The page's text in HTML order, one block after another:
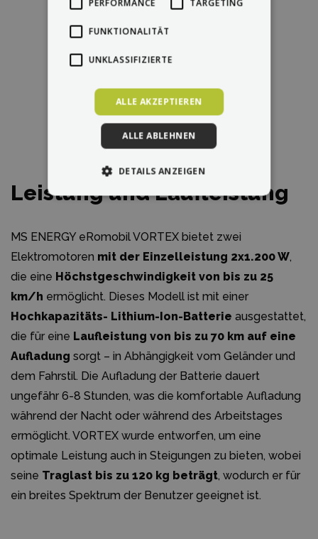
Leistung und Laufleistung
MS ENERGY eRomobil VORTEX bietet zwei
Elektromotoren mit der Einzelleistung 2x1.200 W,
die eine Höchstgeschwindigkeit von bis zu 25
km/h ermöglicht. Dieses Modell ist mit einer
Hochkapazitäts- Lithium-Ion-Batterie ausgestattet,
die für eine Laufleistung von bis zu 70 km auf eine
Aufladung sorgt – in Abhängigkeit vom Geländer und
dem Fahrstil. Die Aufladung der Batterie dauert
ungefähr 6-8 Stunden, was die komfortable Aufladung
während der Nacht oder während des Arbeitstages
ermöglicht. VORTEX wurde entworfen, um eine
optimale Leistung auch in Steigungen zu bieten, wobei
seine Traglast bis zu 120 kg beträgt, wodurch er für
ein breites Spektrum der Benutzer geeignet ist.
PERFORMANCE TARGETING
FUNKTIONALITÄT
UNKLASSIFIZIERTE
ALLE AKZEPTIEREN
ALLE ABLEHNEN
DETAILS ANZEIGEN